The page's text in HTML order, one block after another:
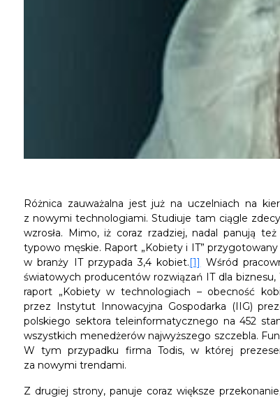
Różnica zauważalna jest już na uczelniach na
z nowymi technologiami. Studiuje tam ciągle
wzrosła. Mimo, iż coraz rzadziej, nadal panują
typowo męskie. Raport „Kobiety i IT”
w branży IT przypada 3,4 kobiet.[1] Wśród
światowych producentów rozwiązań IT dla
raport „Kobiety w technologiach – obecność
przez Instytut Innowacyjna Gospodarka (IIG)
polskiego sektora teleinformatycznego na 452
wszystkich menedżerów najwyższego szczebla.
W tym przypadku firma Todis, w której
za nowymi trendami.
Z drugiej strony, panuje coraz większe